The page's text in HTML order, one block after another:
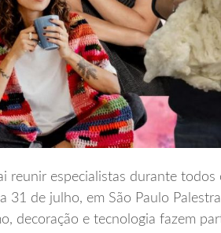
reunir especialistas durante
31 de julho, em São Paulo
decoração e tecnologia fazem